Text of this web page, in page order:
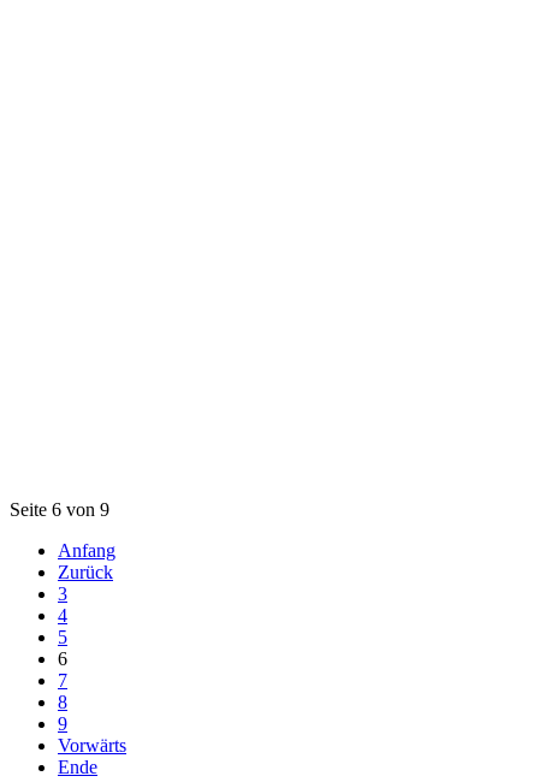
Seite 6 von 9
Anfang
Zurück
3
4
5
6
7
8
9
Vorwärts
Ende